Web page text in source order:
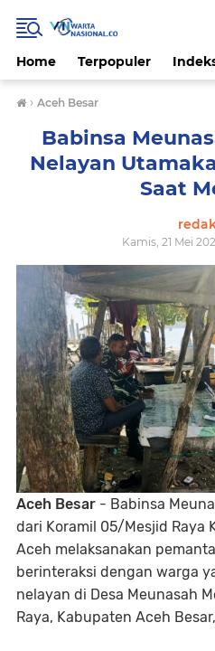
Home Terpopuler
› Aceh Besar
Babinsa
Nelayan
Saat
Kamis, 21 Mei
Aceh Besar - Babinsa
dari Koramil 05/Mesjid Raya
Aceh melaksanakan
berinteraksi dengan warga
nelayan di Desa Meunasah
Raya, Kabupaten Aceh